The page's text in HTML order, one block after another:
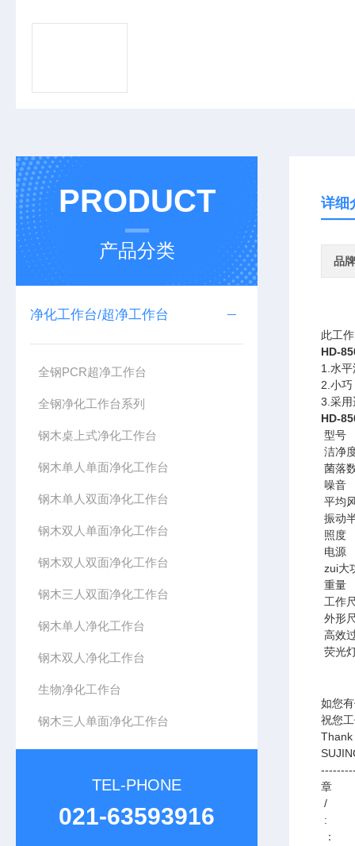
PRODUCT
产品分类
净化工作台/超净工作台
全钢PCR超净工作台
全钢净化工作台系列
钢木桌上式净化工作台
钢木单人单面净化工作台
钢木单人双面净化工作台
钢木双人单面净化工作台
钢木双人双面净化工作台
钢木三人双面净化工作台
钢木单人净化工作台
钢木双人净化工作台
生物净化工作台
钢木三人单面净化工作台
TEL-PHONE
021-63593916
详细
品牌
此工
HD-
1.水
2.小
3.采用
HD-
型号
洁净
菌落
噪音
平均
振动
照度
电源
zui大
重量
工作
外形
高效
荧光
如您
祝您
Thank
章
/
:
：